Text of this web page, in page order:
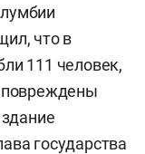
что в
111 человек,
повреждены
государства